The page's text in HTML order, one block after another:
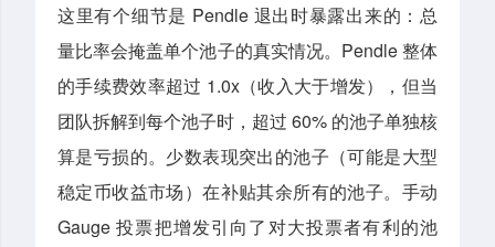
这里有个细节是 Pendle 退出时暴露出来的：总
量比率会掩盖单个池子的真实情况。Pendle 整体
的手续费效率超过 1.0x（收入大于增发），但当
团队拆解到每个池子时，超过 60% 的池子单独核
算是亏损的。少数表现突出的池子（可能是大型
稳定币收益市场）在补贴其余所有的池子。手动
Gauge 投票把增发引向了对大投票者有利的池